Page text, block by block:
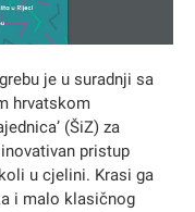
je u suradnji sa
hrvatskom
(ŠiZ) za
pristup
u cjelini. Krasi ga
i malo klasičnog